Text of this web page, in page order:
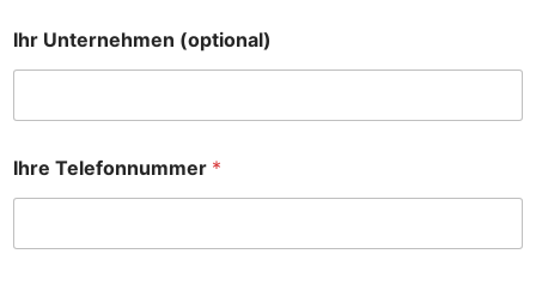
Ihr Unternehmen (optional)
Ihre Telefonnummer *